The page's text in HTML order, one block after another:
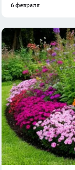
6 февраля